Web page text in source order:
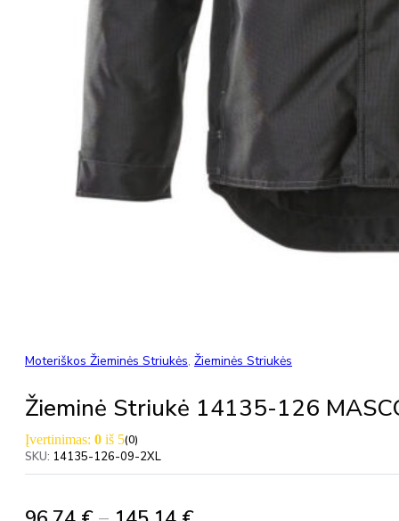
Moteriškos Žieminės Striukės, Žieminės Striukės
Žieminė Striukė 14135-126
Įvertinimas: 0 iš 5(0)
SKU: 14135-126-09-2XL